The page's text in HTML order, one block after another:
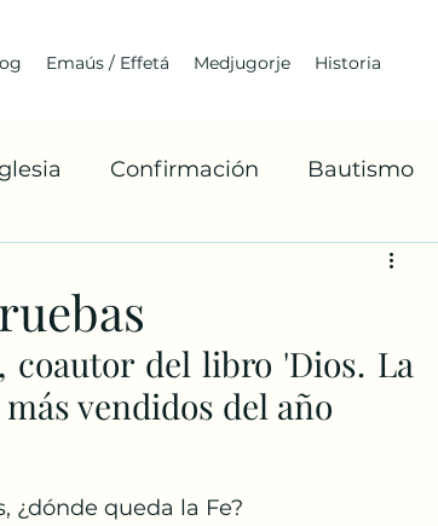
Emaús / Effetá Medjugorje Historia
Confirmación Bautismo
BoaxenTe Adviento María
coautor del libro 'Dios. La
vendidos del año
¿dónde queda la Fe?